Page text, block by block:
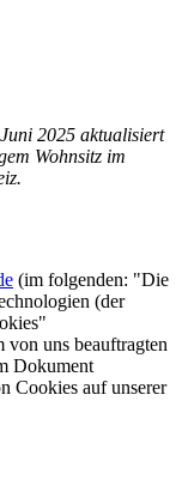
2025 aktualisiert
Wohnsitz im
(im folgenden: "Die
(der
von uns beauftragten
Dokument
Cookies auf unserer